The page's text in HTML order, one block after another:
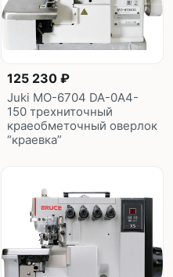
125 230 ₽
Juki MO-6704 DA-0A4-
150 трехниточный
краеобметочный оверлок
“краевка”